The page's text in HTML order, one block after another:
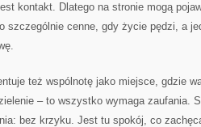
kontakt. Dlatego na stronie mogą
szczególnie cenne, gdy życie pędzi, a
też wspólnotę jako miejsce, gdzie
– to wszystko wymaga zaufania.
bez krzyku. Jest tu spokój, co